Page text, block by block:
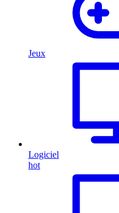
Jeux
Logiciel
hot